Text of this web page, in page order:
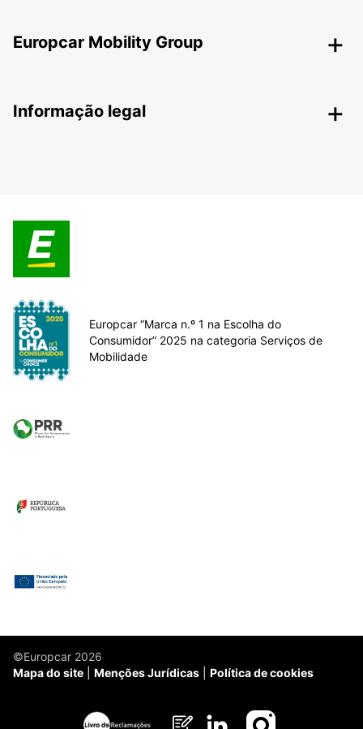
Europcar Mobility Group
Informação legal
Europcar “Marca n.º 1 na Escolha do
Consumidor” 2025 na categoria Serviços de
Mobilidade
©Europcar 2026
Mapa do site
Menções Jurídicas Política de cookies